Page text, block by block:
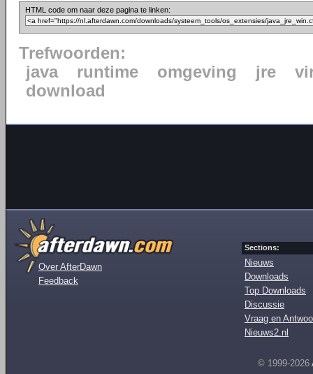
HTML code om naar deze pagina te linken:
Trefwoorden:
java
runtime omgeving jre
download
Over AfterDawn
Feedback
Sections:
Nieuws
Downloads
Top Downloads
Discussie
Vraag en
Nieuws2.nl
© 1999-2026